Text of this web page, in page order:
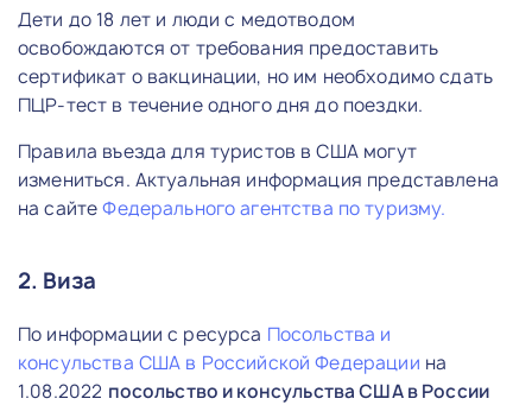
Дети до 18 лет и люди с медотводом
освобождаются от требования предоставить
сертификат о вакцинации, но им необходимо сдать
ПЦР-тест в течение одного дня до поездки.
Правила въезда для туристов в США могут
измениться. Актуальная информация представлена
на сайтеФедерального агентства по туризму.
2. Виза
По информации с ресурса Посольства и
консульства США в Российской Федерации на
1.08.2022 посольство и консульства США в России